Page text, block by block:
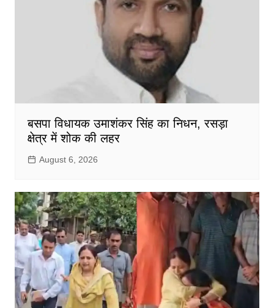
बसपा विधायक उमाशंकर सिंह का निधन, रसड़ा
क्षेत्र में शोक की लहर
August 6, 2026